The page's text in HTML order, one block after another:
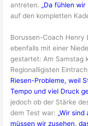
antreten. „Da fühlen wir
auf den kompletten
Borussen-Coach Henry
ebenfalls mit einer
gestartet: Am Samstag
Regionalligisten
Riesen-Probleme, weil
Tempo und viel Druck
jedoch ob der Stärke
dem Test war: „Wir
müssen wir zusehen,